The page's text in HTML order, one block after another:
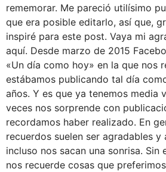
rememorar. Me pareció utilísimo
que era posible editarlo, así que,
inspiré para este post. Vaya mi
aquí. Desde marzo de 2015
«Un día como hoy» en la que nos
estábamos publicando tal día
años. Y es que ya tenemos media
veces nos sorprende con
recordamos haber realizado. En
recuerdos suelen ser agradables y
incluso nos sacan una sonrisa. Sin
nos recuerde cosas que